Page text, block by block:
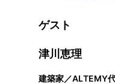
ゲスト
津川恵理
建築家／ALTEMY